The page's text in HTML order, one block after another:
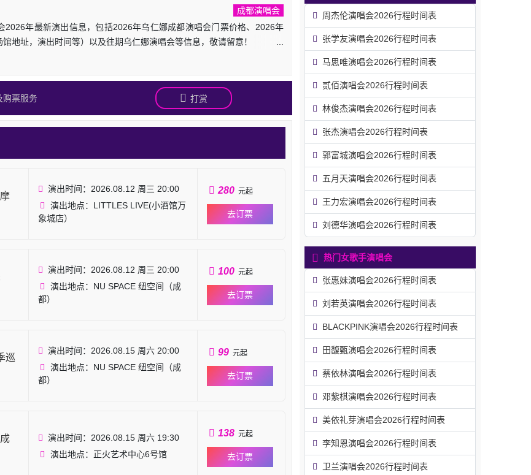
成都演唱会
2026年最新演出信息，包括2026年乌仁娜成都演唱会门票价格、2026年
地址，演出时间等）以及往期乌仁娜演唱会等信息，敬请留意！
购票服务 打赏
演出时间：2026.08.12 周三 20:00
演出地点：LITTLES LIVE(小酒馆万
象城店）
280 元起
去订票
演出时间：2026.08.12 周三 20:00
演出地点：NU SPACE 纽空间（成
都）
100 元起
去订票
巡
演出时间：2026.08.15 周六 20:00
演出地点：NU SPACE 纽空间（成
都）
99 元起
去订票
演出时间：2026.08.15 周六 19:30
演出地点：正火艺术中心6号馆
138 元起
去订票
周杰伦演唱会2026行程时间表
张学友演唱会2026行程时间表
马思唯演唱会2026行程时间表
贰佰演唱会2026行程时间表
林俊杰演唱会2026行程时间表
张杰演唱会2026行程时间表
郭富城演唱会2026行程时间表
五月天演唱会2026行程时间表
王力宏演唱会2026行程时间表
刘德华演唱会2026行程时间表
热门女歌手演唱会
张惠妹演唱会2026行程时间表
刘若英演唱会2026行程时间表
BLACKPINK演唱会2026行程时间表
田馥甄演唱会2026行程时间表
蔡依林演唱会2026行程时间表
邓紫棋演唱会2026行程时间表
美依礼芽演唱会2026行程时间表
李知恩演唱会2026行程时间表
卫兰演唱会2026行程时间表